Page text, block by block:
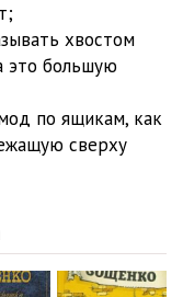
хвостом
это большую
по ящикам, как
сверху